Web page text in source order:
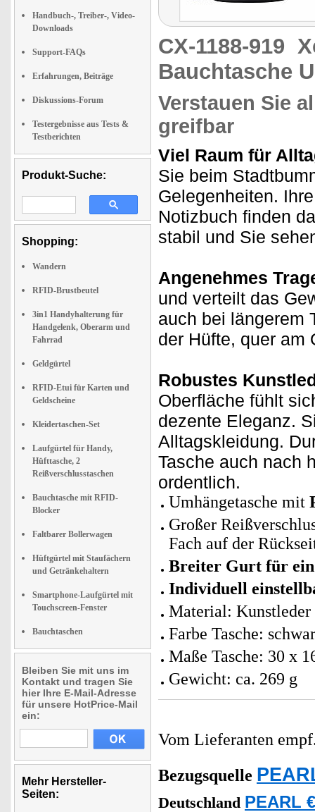
Handbuch-, Treiber-, Video-
Downloads
Support-FAQs
Erfahrungen, Beiträge
Diskussions-Forum
Testergebnisse aus Tests &
Testberichten
Produkt-Suche:
Shopping:
Wandern
RFID-Brustbeutel
3in1 Handyhalterung für
Handgelenk, Oberarm und
Fahrrad
Geldgürtel
RFID-Etui für Karten und
Geldscheine
Kleidertaschen-Set
Laufgürtel für Handy,
Hüfttasche, 2
Reißverschlusstaschen
Bauchtasche mit RFID-
Blocker
Faltbarer Bollerwagen
Hüftgürtel mit Staufächern
und Getränkehaltern
Smartphone-Laufgürtel mit
Touchscreen-Fenster
Bauchtaschen
Bleiben Sie mit uns im
Kontakt und tragen Sie
hier Ihre E-Mail-Adresse
für unsere HotPrice-Mail
ein:
Mehr Hersteller-
Seiten:
CX-1188-919
Bauchtasche
Verstauen Sie
greifbar
Viel Raum für
Sie beim
Gelegenheiten.
Notizbuch finden
stabil und Sie
Angenehmes
und verteilt das
auch bei längerem
der Hüfte, quer am
Robustes
Oberfläche fühlt
dezente Eleganz.
Alltagskleidung.
Tasche auch nach
ordentlich.
Umhängetasche mit
Großer
Fach auf der
Breiter Gurt für ein
Individuell
Material: Kunstleder
Farbe Tasche:
Maße Tasche: 30 x
Gewicht: ca. 269 g
Vom Lieferanten
Bezugsquelle
Deutschland PEARL